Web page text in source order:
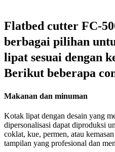
Flatbed cutter FC-
berbagai pilihan
lipat sesuai dengan
Berikut beberapa
Makanan dan minuman
Kotak lipat dengan desain yang
dipersonalisasi dapat diproduksi
coklat, kue, permen, atau
tampilan yang profesional dan